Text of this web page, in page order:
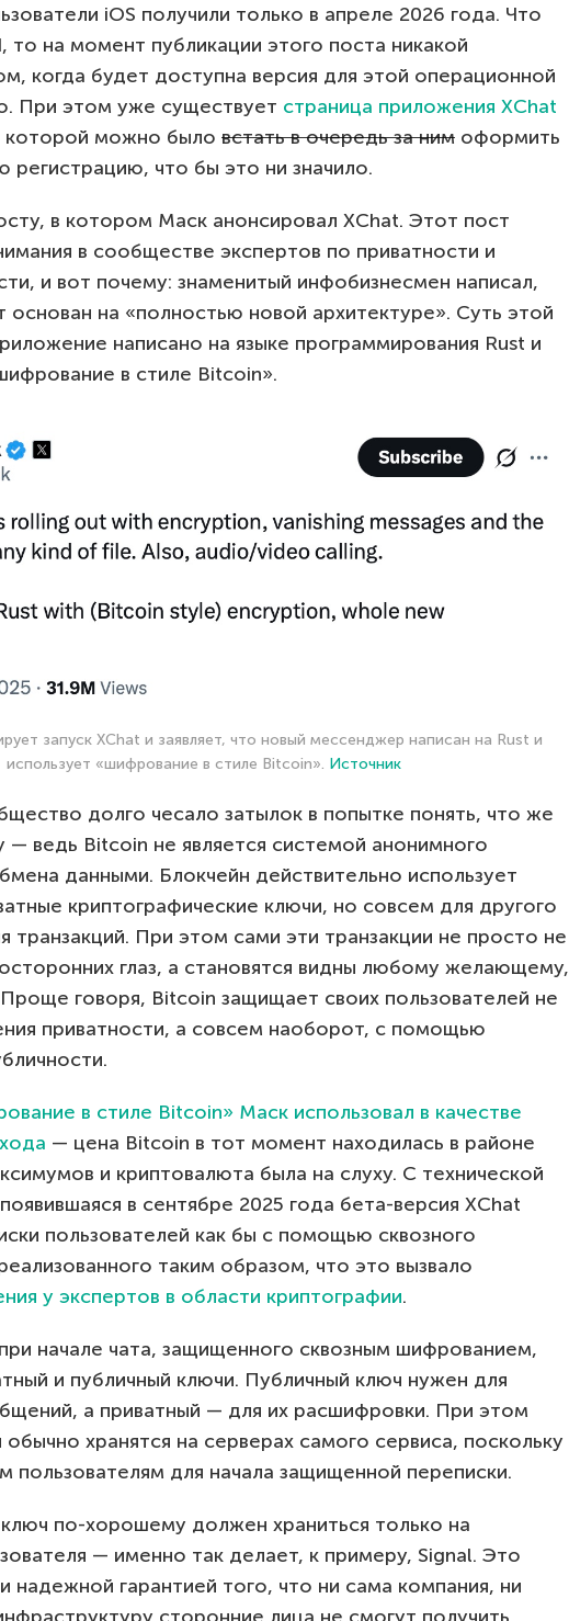
iOS получили только в апреле 2026 года. Что
то на момент публикации этого поста никакой
когда будет доступна версия для этой операционной
При этом уже существует страница приложения XChat
которой можно было встать в очередь за ним оформить
регистрацию, что бы это ни значило.
в котором Маск анонсировал XChat. Этот пост
в сообществе экспертов по приватности и
и вот почему: знаменитый инфобизнесмен написал,
основан на «полностью новой архитектуре». Суть этой
написано на языке программирования Rust и
в стиле Bitcoin».
запуск XChat и заявляет, что новый мессенджер написан на Rust и
использует «шифрование в стиле Bitcoin». Источник
долго чесало затылок в попытке понять, что же
— ведь Bitcoin не является системой анонимного
данными. Блокчейн действительно использует
криптографические ключи, но совсем для другого
транзакций. При этом сами эти транзакции не просто не
глаз, а становятся видны любому желающему,
говоря, Bitcoin защищает своих пользователей не
приватности, а совсем наоборот, с помощью
в стиле Bitcoin» Маск использовал в качестве
— цена Bitcoin в тот момент находилась в районе
и криптовалюта была на слуху. С технической
в сентябре 2025 года бета-версия XChat
пользователей как бы с помощью сквозного
таким образом, что это вызвало
у экспертов в области криптографии.
начале чата, защищенного сквозным шифрованием,
и публичный ключи. Публичный ключ нужен для
а приватный — для их расшифровки. При этом
хранятся на серверах самого сервиса, поскольку
пользователям для начала защищенной переписки.
по-хорошему должен храниться только на
— именно так делает, к примеру, Signal. Это
надежной гарантией того, что ни сама компания, ни
сторонние лица не смогут получить